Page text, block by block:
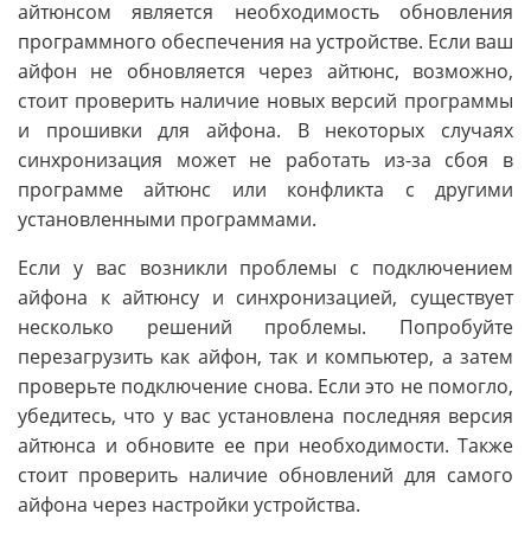
айтюнсом является необходимость обновления
программного обеспечения на устройстве. Если ваш
айфон не обновляется через айтюнс, возможно,
стоит проверить наличие новых версий программы
и прошивки для айфона. В некоторых случаях
синхронизация может не работать из-за сбоя в
программе айтюнс или конфликта с другими
установленными программами.
Если у вас возникли проблемы с подключением
айфона к айтюнсу и синхронизацией, существует
несколько решений проблемы. Попробуйте
перезагрузить как айфон, так и компьютер, а затем
проверьте подключение снова. Если это не помогло,
убедитесь, что у вас установлена последняя версия
айтюнса и обновите ее при необходимости. Также
стоит проверить наличие обновлений для самого
айфона через настройки устройства.